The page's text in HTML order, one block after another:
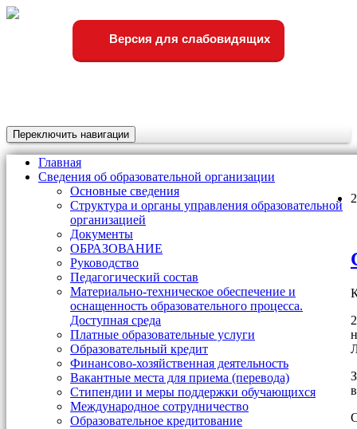
Версия для слабовидящих
Переключить навигации
Главная
Сведения об образовательной организации
Основные сведения
Структура и органы управления образовательной
организацией
Документы
ОБРАЗОВАНИЕ
Руководство
Педагогический состав
Материально-техническое обеспечение и
оснащенность образовательного процесса.
Доступная среда
Платные образовательные услуги
Образовательный кредит
Финансово-хозяйственная деятельность
Вакантные места для приема (перевода)
Стипендии и меры поддержки обучающихся
Международное сотрудничество
Образовательное кредитование